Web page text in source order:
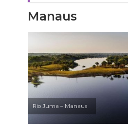
Manaus
Rio Juma – Manaus